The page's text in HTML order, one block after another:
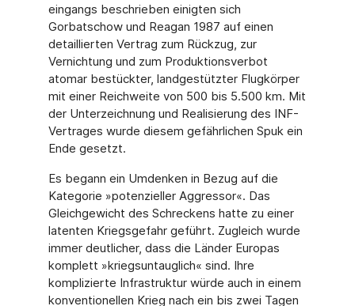
eingangs beschrieben einigten sich
Gorbatschow und Reagan 1987 auf einen
detaillierten Vertrag zum Rückzug, zur
Vernichtung und zum Produktionsverbot
atomar bestückter, landgestützter Flugkörper
mit einer Reichweite von 500 bis 5.500 km. Mit
der Unterzeichnung und Realisierung des INF-
Vertrages wurde diesem gefährlichen Spuk ein
Ende gesetzt.
Es begann ein Umdenken in Bezug auf die
Kategorie »potenzieller Aggressor«. Das
Gleichgewicht des Schreckens hatte zu einer
latenten Kriegsgefahr geführt. Zugleich wurde
immer deutlicher, dass die Länder Europas
komplett »kriegsuntauglich« sind. Ihre
komplizierte Infrastruktur würde auch in einem
konventionellen Krieg nach ein bis zwei Tagen